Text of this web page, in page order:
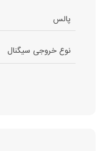
پالس
نوع خروجی سیگنال